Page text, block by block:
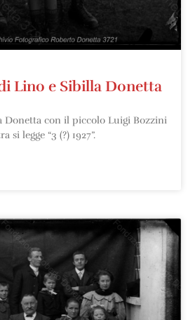
Lino e Sibilla Donetta
Donetta con il piccolo Luigi Bozzini
si legge “3 (?) 1927”.